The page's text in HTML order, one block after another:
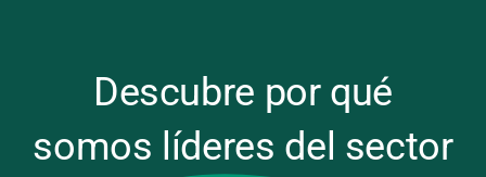
Descubre por qué
somos líderes del sector